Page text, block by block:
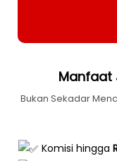
Manfaat
Bukan Sekadar
Komisi hingga